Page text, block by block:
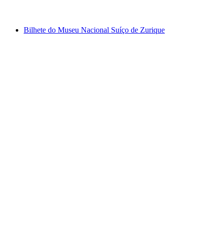
Bilhete do Museu Nacional Suíço de Zurique